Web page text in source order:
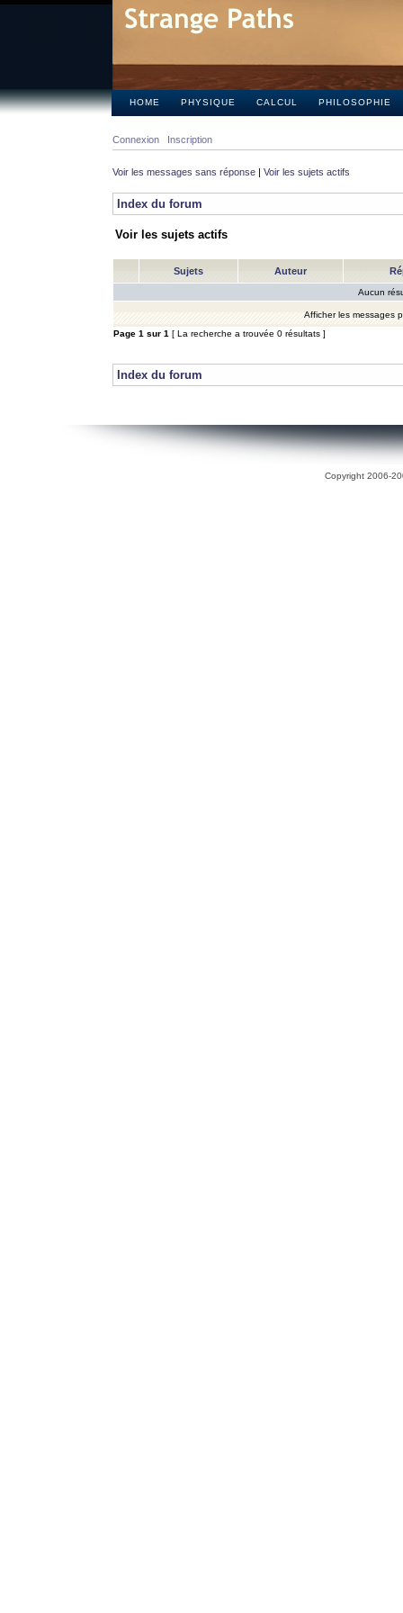
HOME PHYSIQUE CALCUL PHILOSOPHIE
Connexion Inscription
Voir les messages sans réponse | Voir les sujets actifs
Index du forum
Voir les sujets actifs
Sujets Auteur
Aucun
Afficher les messages
Page 1 sur 1 [ La recherche a trouvée 0 résultats ]
Index du forum
Copyright 2006-